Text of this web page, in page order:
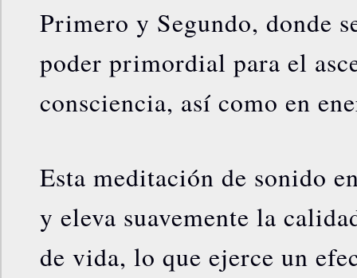
Primero y Segundo, donde
poder primordial para el
consciencia, así como en
Esta meditación de sonido
y eleva suavemente la
de vida, lo que ejerce un